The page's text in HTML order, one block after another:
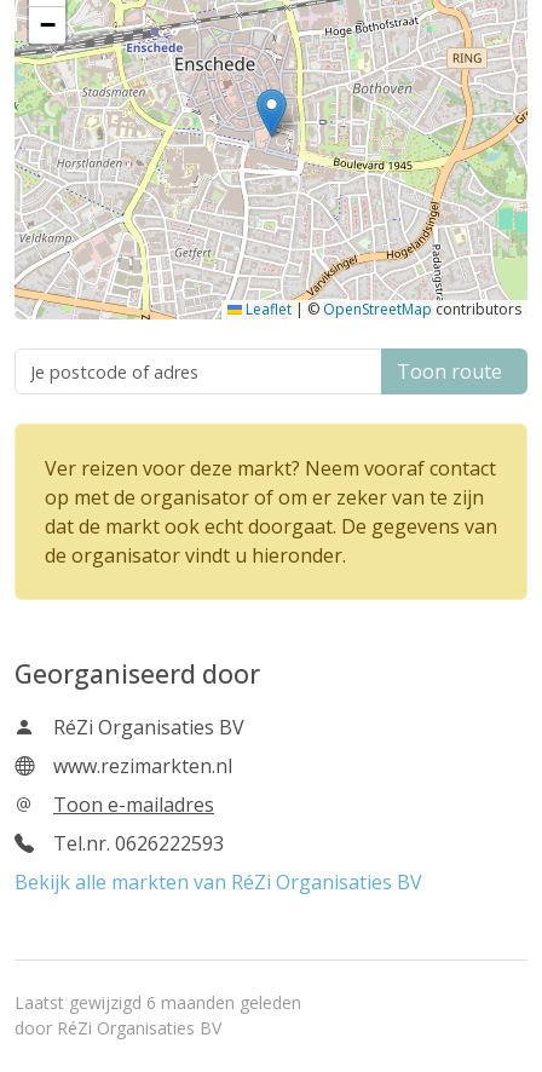
−
Leaflet|©OpenStreetMap contributors
Toon route
Ver reizen voor deze markt? Neem vooraf contact
op met de organisator of om er zeker van te zijn
dat de markt ook echt doorgaat. De gegevens van
de organisator vindt u hieronder.
Georganiseerd door
RéZi Organisaties BV
www.rezimarkten.nl
Toon e-mailadres
Tel.nr. 0626222593
Bekijk alle markten van RéZi Organisaties BV
Laatst gewijzigd 6 maanden geleden
door RéZi Organisaties BV